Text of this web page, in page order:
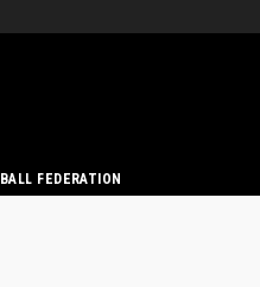
FEDERATION